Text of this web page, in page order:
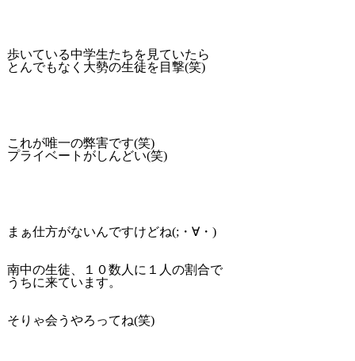
歩いている中学生たちを見ていたら
とんでもなく大勢の生徒を目撃(笑)
これが唯一の弊害です(笑)
プライベートがしんどい(笑)
まぁ仕方がないんですけどね(;・∀・)
南中の生徒、１０数人に１人の割合で
うちに来ています。
そりゃ会うやろってね(笑)